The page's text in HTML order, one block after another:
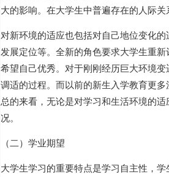
大的影响。在大学生中普遍存在的人际
对新环境的适应也包括对自己地位变化
发展定位等。全新的角色要求大学生重
希望自己优秀。对于刚刚经历巨大环境
调适的过程。而以前的新生入学教育更
总的来看，无论是对学习和生活环境的
况。
（二）学业期望
大学生学习的重要特点是学习自主性，